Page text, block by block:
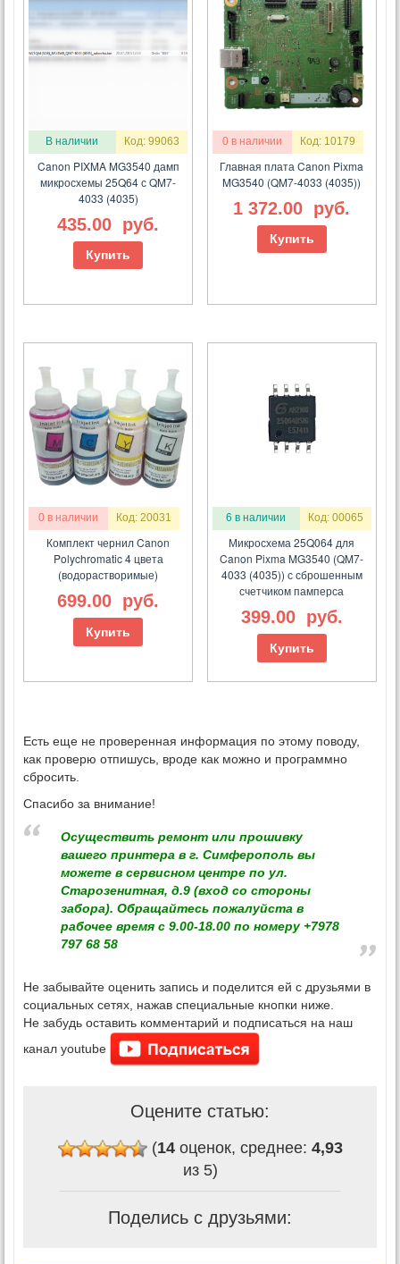
В наличии Код: 99063
Canon PIXMA MG3540 дамп
микросхемы 25Q64 с QM7-
4033 (4035)
435.00 руб.
Купить
0 в наличии Код: 10179
Главная плата Canon Pixma
MG3540 (QM7-4033 (4035))
1 372.00 руб.
Купить
0 в наличии Код: 20031
Комплект чернил Canon
Polychromatic 4 цвета
(водорастворимые)
699.00 руб.
Купить
6 в наличии Код: 00065
Микросхема 25Q064 для
Canon Pixma MG3540 (QM7-
4033 (4035)) с сброшенным
счетчиком памперса
399.00 руб.
Купить
Есть еще не проверенная информация по этому поводу,
как проверю отпишусь, вроде как можно и программно
сбросить.
Спасибо за внимание!
Осуществить ремонт или прошивку
вашего принтера в г. Симферополь вы
можете в сервисном центре по ул.
Старозенитная, д.9 (вход со стороны
забора). Обращайтесь пожалуйста в
рабочее время с 9.00-18.00 по номеру +7978
797 68 58
Не забывайте оценить запись и поделится ей с друзьями в
социальных сетях, нажав специальные кнопки ниже.
Не забудь оставить комментарий и подписаться на наш
канал youtube
Оцените статью:
(14оценок, среднее: 4,93
из 5)
Поделись с друзьями: